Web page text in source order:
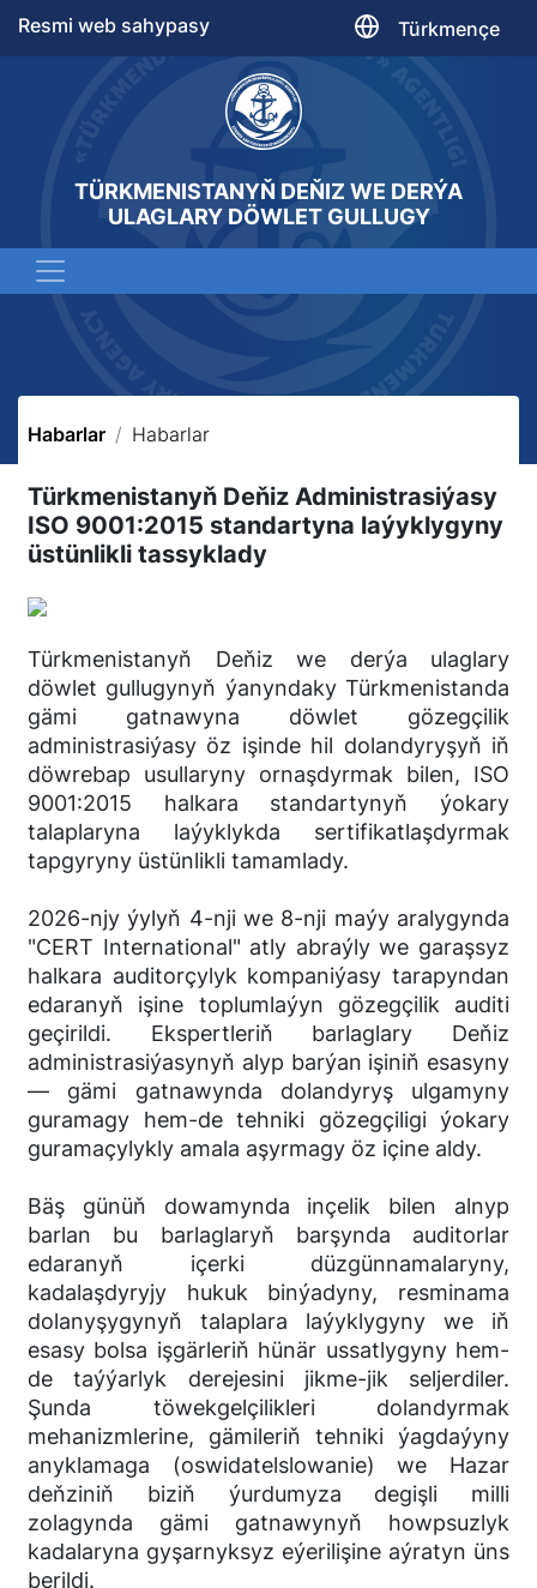
Resmi web sahypasy Türkmençe
TÜRKMENISTANYŇ DEŇIZ WE DERÝA
ULAGLARY DÖWLET GULLUGY
Habarlar Habarlar
Türkmenistanyň Deňiz Administrasiýasy
ISO 9001:2015 standartyna laýyklygyny
üstünlikli tassyklady
Türkmenistanyň Deňiz we derýa ulaglary
döwlet gullugynyň ýanyndaky Türkmenistanda
gämi gatnawyna döwlet gözegçilik
administrasiýasy öz işinde hil dolandyryşyň iň
döwrebap usullaryny ornaşdyrmak bilen, ISO
9001:2015 halkara standartynyň ýokary
talaplaryna laýyklykda sertifikatlaşdyrmak
tapgyryny üstünlikli tamamlady.
2026-njy ýylyň 4-nji we 8-nji maýy aralygynda
"CERT International" atly abraýly we garaşsyz
halkara auditorçylyk kompaniýasy tarapyndan
edaranyň işine toplumlaýyn gözegçilik auditi
geçirildi. Ekspertleriň barlaglary Deňiz
administrasiýasynyň alyp barýan işiniň esasyny
— gämi gatnawynda dolandyryş ulgamyny
guramagy hem-de tehniki gözegçiligi ýokary
guramaçylykly amala aşyrmagy öz içine aldy.
Bäş günüň dowamynda inçelik bilen alnyp
barlan bu barlaglaryň barşynda auditorlar
edaranyň içerki düzgünnamalaryny,
kadalaşdyryjy hukuk binýadyny, resminama
dolanyşygynyň talaplara laýyklygyny we iň
esasy bolsa işgärleriň hünär ussatlygyny hem-
de taýýarlyk derejesini jikme-jik seljerdiler.
Şunda töwekgelçilikleri dolandyrmak
mehanizmlerine, gämileriň tehniki ýagdaýyny
anyklamaga (oswidatelslowanie) we Hazar
deňziniň biziň ýurdumyza degişli milli
zolagynda gämi gatnawynyň howpsuzlyk
kadalaryna gyşarnyksyz eýerilişine aýratyn üns
berildi.